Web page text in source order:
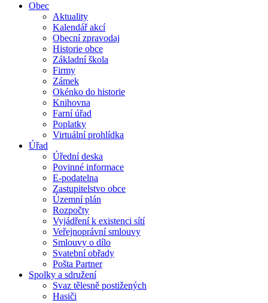
Obec
Aktuality
Kalendář akcí
Obecní zpravodaj
Historie obce
Základní škola
Firmy
Zámek
Okénko do historie
Knihovna
Farní úřad
Poplatky
Virtuální prohlídka
Úřad
Úřední deska
Povinné informace
E-podatelna
Zastupitelstvo obce
Územní plán
Rozpočty
Vyjádření k existenci sítí
Veřejnoprávní smlouvy
Smlouvy o dílo
Svatební obřady
Pošta Partner
Spolky a sdružení
Svaz tělesně postižených
Hasiči